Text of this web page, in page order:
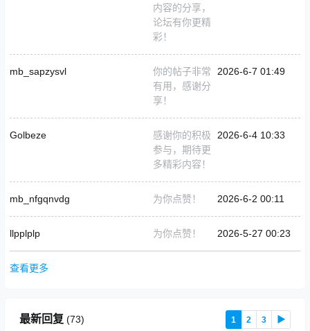
内容的分享，
论坛有你更精
彩！
mb_sapzysvl
你的帖子非常
有用，感谢分
享！
2026-6-7 01:49
Golbeze
感谢你的积极
参与，期待更
多精彩内容！
2026-6-4 10:33
mb_nfgqnvdg 为你点赞！ 2026-6-2 00:11
llpplplp 为你点赞！ 2026-5-27 00:23
查看更多
最新回复 (73) 1 2 3 ▶